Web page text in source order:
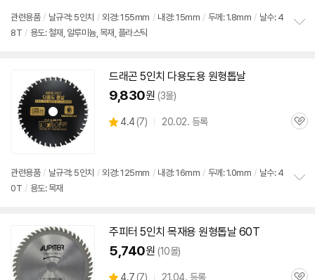
관련용품 / 날규격: 5인치 / 외경: 155mm / 내경: 15mm / 두께: 1.8mm / 날수: 4
8T / 용도: 철재, 알루미늄, 목재, 플라스틱
드래곤 5인치 다용도용 원형톱날
9,830원 (3몰)
별
4.4 (상
7) 20.02. 등록
관
관련용품 / 날규격: 5인치 / 외경: 125mm / 내경: 16mm / 두께: 1.0mm / 날수: 4
0T / 용도: 목재
주피터 5인치 목재용 원형톱날60T
5,740원 (10몰)
4.7 (상
7) 21.04. 등록